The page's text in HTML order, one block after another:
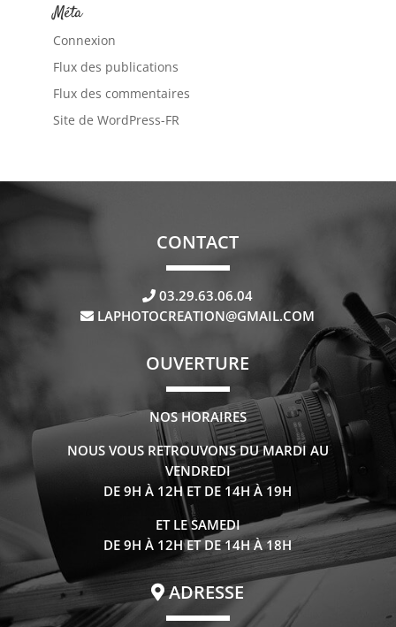
Méta
Connexion
Flux des publications
Flux des commentaires
Site de WordPress-FR
CONTACT
03.29.63.06.04
LAPHOTOCREATION@GMAIL.COM
OUVERTURE
NOS HORAIRES
NOUS VOUS RETROUVONS DU MARDI AU
VENDREDI
DE 9H À 12H ET DE 14H À 19H
ET LE SAMEDI
DE 9H À 12H ET DE 14H À 18H
ADRESSE